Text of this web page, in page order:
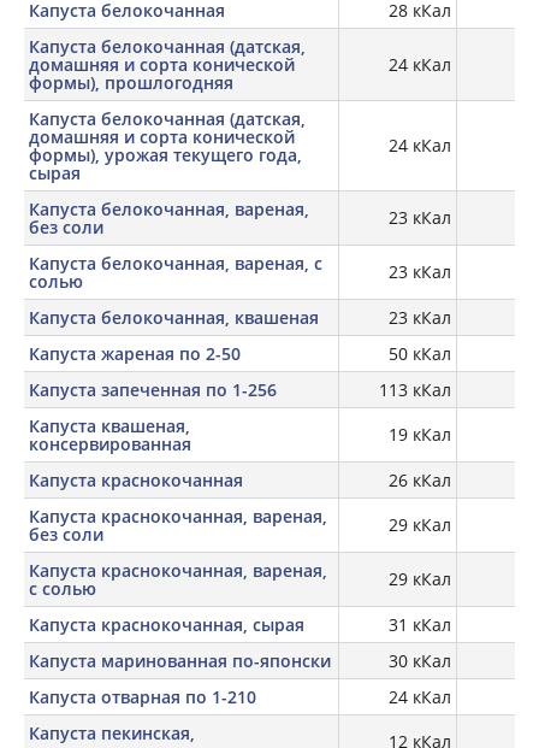
Капуста белокочанная
28 кКал
Капуста белокочанная (датская,
домашняя и сорта конической
формы), прошлогодняя
24 кКал
Капуста белокочанная (датская,
домашняя и сорта конической
формы), урожая текущего года,
сырая
24 кКал
Капуста белокочанная, вареная,
без соли 23 кКал
Капуста белокочанная, вареная, с
солью 23 кКал
Капуста белокочанная, квашеная
23 кКал
Капуста жареная по 2-50
50 кКал
Капуста запеченная по 1-256
113 кКал
Капуста квашеная,
консервированная 19 кКал
Капуста краснокочанная
26 кКал
Капуста краснокочанная, вареная,
без соли 29 кКал
Капуста краснокочанная, вареная,
с солью 29 кКал
Капуста краснокочанная, сырая
31 кКал
Капуста маринованная по-японски
30 кКал
Капуста отварная по 1-210
24 кКал
Капуста пекинская,
12 кКал